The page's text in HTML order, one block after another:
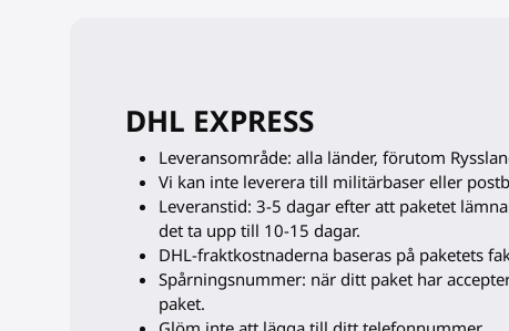
DHL EXPRESS
Leveransområde: alla länder, förutom
Vi kan inte leverera till militärbaser eller
Leveranstid: 3-5 dagar efter att paketet
det ta upp till 10-15 dagar.
DHL-fraktkostnaderna baseras på paketets
Spårningsnummer: när ditt paket har
paket.